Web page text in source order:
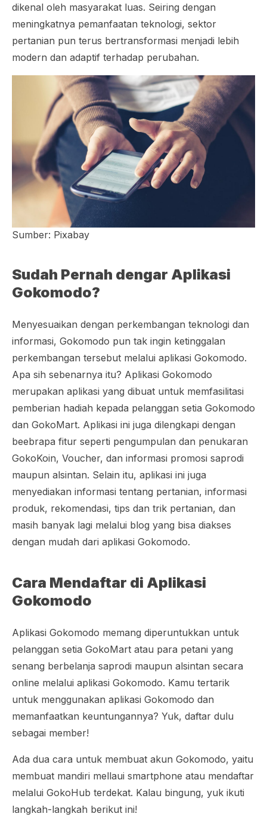
dikenal oleh masyarakat luas. Seiring dengan
meningkatnya pemanfaatan teknologi, sektor
pertanian pun terus bertransformasi menjadi lebih
modern dan adaptif terhadap perubahan.
Sumber: Pixabay
Sudah Pernah dengar Aplikasi
Gokomodo?
Menyesuaikan dengan perkembangan teknologi dan
informasi, Gokomodo pun tak ingin ketinggalan
perkembangan tersebut melalui aplikasi Gokomodo.
Apa sih sebenarnya itu? Aplikasi Gokomodo
merupakan aplikasi yang dibuat untuk memfasilitasi
pemberian hadiah kepada pelanggan setia Gokomodo
dan GokoMart. Aplikasi ini juga dilengkapi dengan
beebrapa fitur seperti pengumpulan dan penukaran
GokoKoin, Voucher, dan informasi promosi saprodi
maupun alsintan. Selain itu, aplikasi ini juga
menyediakan informasi tentang pertanian, informasi
produk, rekomendasi, tips dan trik pertanian, dan
masih banyak lagi melalui blog yang bisa diakses
dengan mudah dari aplikasi Gokomodo.
Cara Mendaftar di Aplikasi
Gokomodo
Aplikasi Gokomodo memang diperuntukkan untuk
pelanggan setia GokoMart atau para petani yang
senang berbelanja saprodi maupun alsintan secara
online melalui aplikasi Gokomodo. Kamu tertarik
untuk menggunakan aplikasi Gokomodo dan
memanfaatkan keuntungannya? Yuk, daftar dulu
sebagai member!
Ada dua cara untuk membuat akun Gokomodo, yaitu
membuat mandiri mellaui smartphone atau mendaftar
melalui GokoHub terdekat. Kalau bingung, yuk ikuti
langkah-langkah berikut ini!